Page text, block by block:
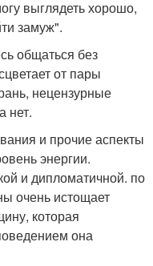
выглядеть хорошо,
замуж".
общаться без
от пары
нецензурные
нет.
и прочие аспекты
энергии.
и дипломатичной. по
очень истощает
которая
она